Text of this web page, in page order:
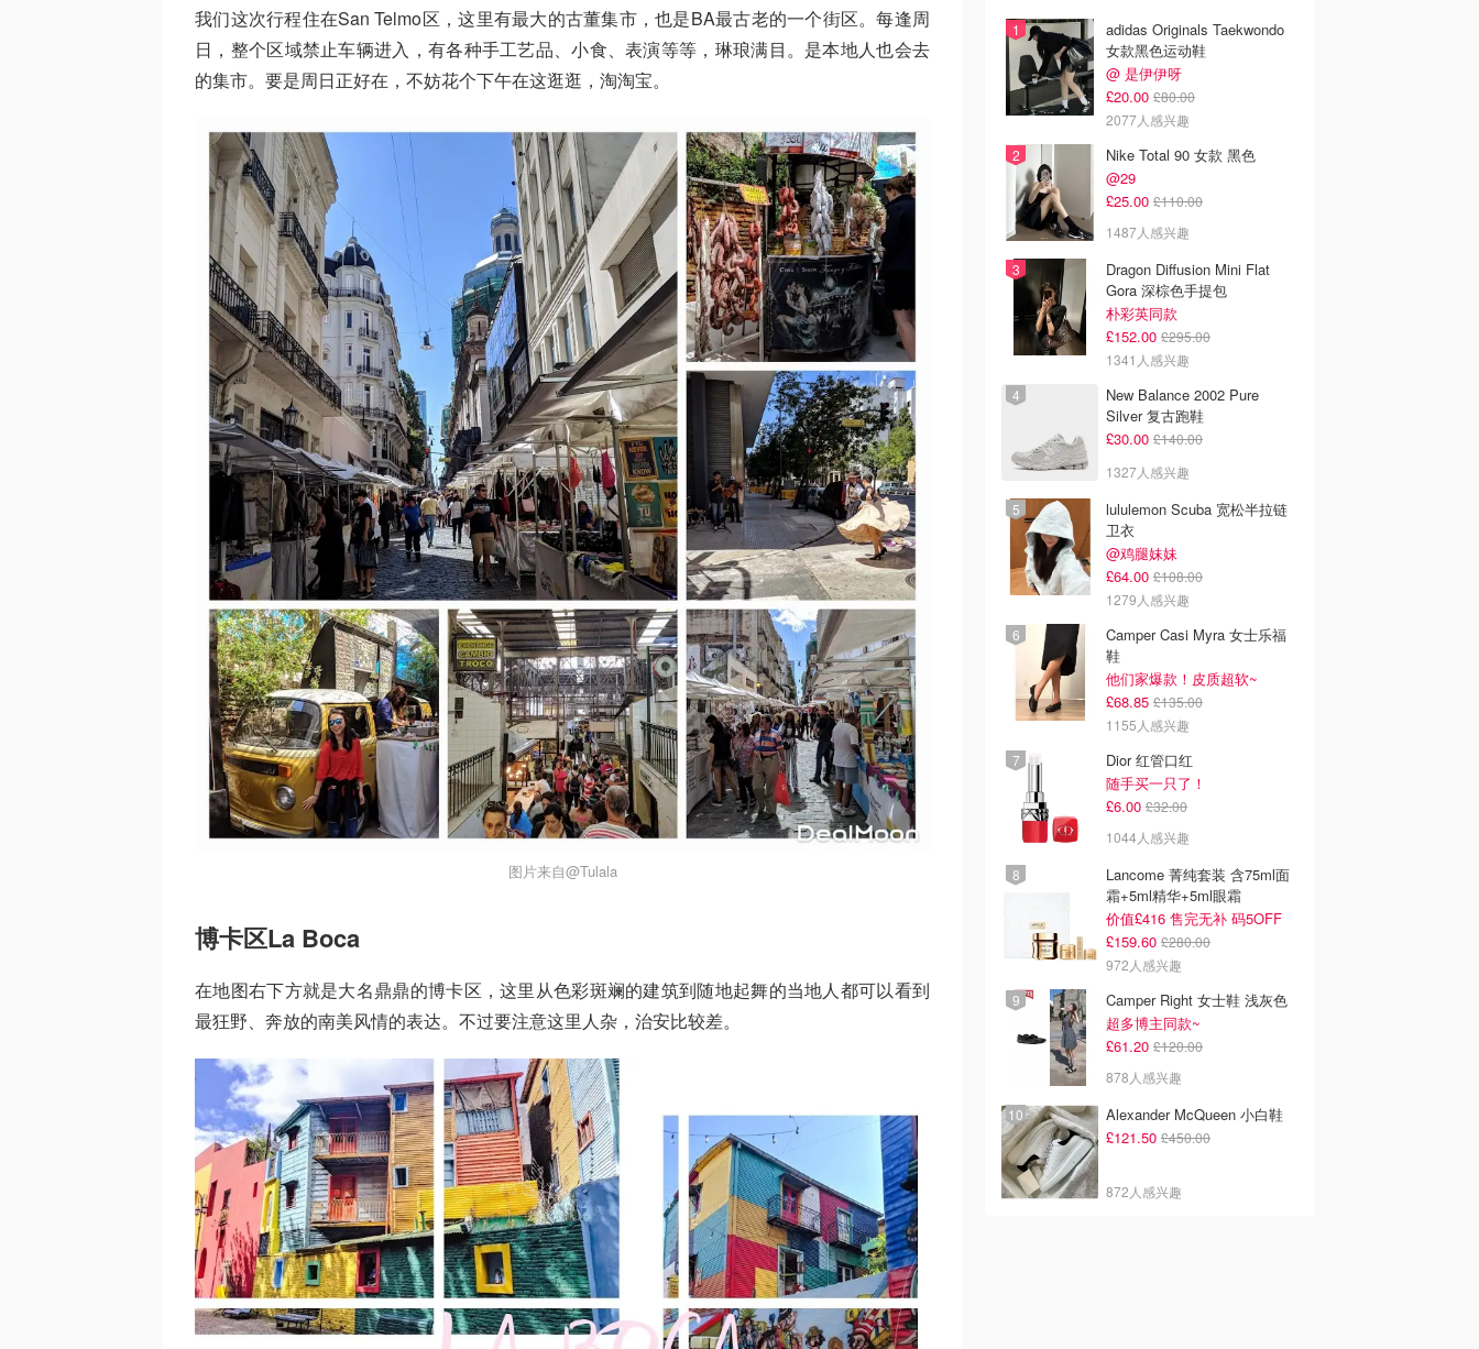
我们这次行程住在San Telmo区 ，这里有最大的古董集市，也是BA最古老的一个街区。每逢周
日，整个区域禁止车辆进入，有各种手工艺品、小食、表演等等，琳琅满目。是本地人也会去
的集市。要是周日正好在，不妨花个下午在这逛逛，淘淘宝。
图片来自@Tulala
博卡区La Boca
在地图右下方就是大名鼎鼎的博卡区，这里从色彩斑斓的建筑到随地起舞的当地人都可以看到
最狂野、奔放的南美风情的表达。不过要注意这里人杂，治安比较差。
adidas Originals Taekwondo
女款黑色运动鞋
@ 是伊伊呀
£20.00 £80.00
2077人感兴趣
Nike Total 90 女款 黑色
@29
£25.00 £110.00
1487人感兴趣
Dragon Diffusion Mini Flat
Gora 深棕色手提包
朴彩英同款
£152.00 £295.00
1341人感兴趣
New Balance 2002 Pure
Silver 复古跑鞋
£30.00 £140.00
1327人感兴趣
lululemon Scuba 宽松半拉链
卫衣
@鸡腿妹妹
£64.00 £108.00
1279人感兴趣
Camper Casi Myra 女士乐福
鞋
他们家爆款！皮质超软~
£68.85 £135.00
1155人感兴趣
Dior 红管口红
随手买一只了！
£6.00 £32.00
1044人感兴趣
Lancome 菁纯套装 含75ml面
霜+5ml精华+5ml眼霜
价值£416 售完无补 码5OFF
£159.60 £280.00
972人感兴趣
Camper Right 女士鞋 浅灰色
超多博主同款~
£61.20 £120.00
878人感兴趣
Alexander McQueen 小白鞋
£121.50 £450.00
872人感兴趣